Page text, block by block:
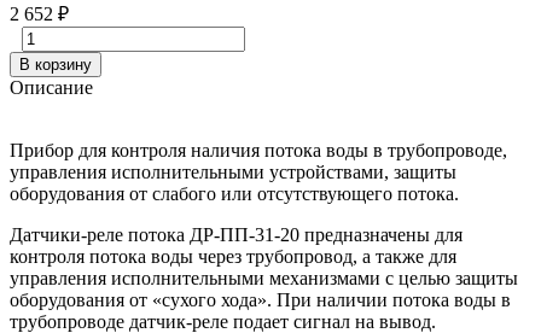
2 652 ₽
В корзину
Описание
Прибор для контроля наличия потока воды в трубопроводе,
управления исполнительными устройствами, защиты
оборудования от слабого или отсутствующего потока.
Датчики-реле потока ДР-ПП-31-20 предназначены для
контроля потока воды через трубопровод, а также для
управления исполнительными механизмами с целью защиты
оборудования от «сухого хода». При наличии потока воды в
трубопроводе датчик-реле подает сигнал на вывод.